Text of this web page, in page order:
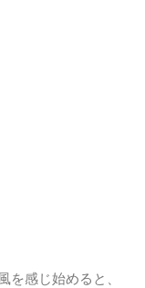
を感じ始めると、